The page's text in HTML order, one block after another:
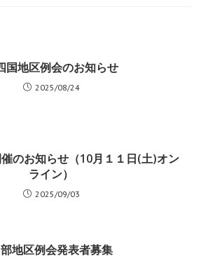
国地区例会のお知らせ
2025/08/24
のお知らせ（10月１１日(土)オン
ライン）
2025/09/03
地区例会発表者募集